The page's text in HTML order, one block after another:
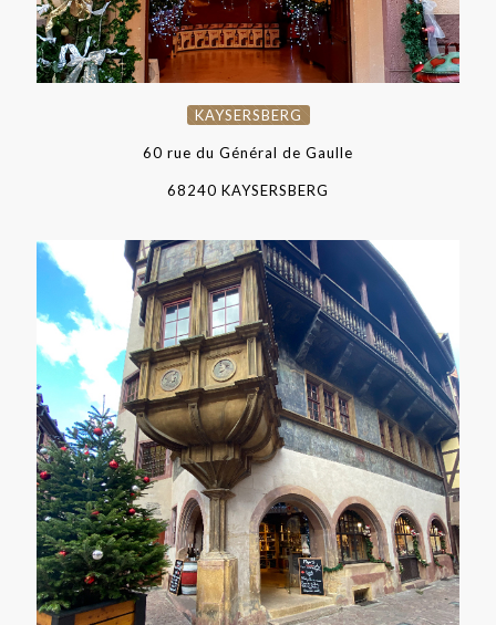
KAYSERSBERG
60 rue du Général de Gaulle
68240 KAYSERSBERG
COLMAR